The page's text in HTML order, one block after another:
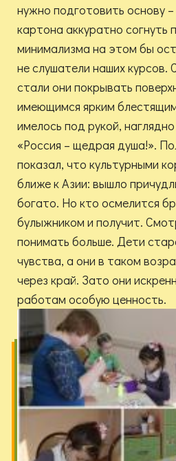
нужно подготовить основу
картона аккуратно согнуть
минимализма на этом бы
не слушатели наших курсов.
стали они покрывать
имеющимся ярким
имелось под рукой,
«Россия – щедрая душа!».
показал, что культурными
ближе к Азии: вышло
богато. Но кто осмелится
булыжником и получит.
понимать больше. Дети
чувства, а они в таком
через край. Зато они
работам особую ценность.